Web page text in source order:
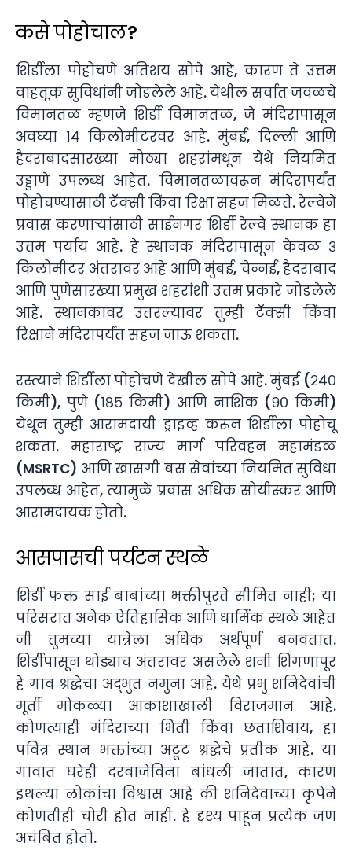
कसे पोहोचाल?
शिर्डीला पोहोचणे अतिशय सोपे आहे, कारण ते उत्तम
वाहतूक सुविधांनी जोडलेले आहे. येथील सर्वात जवळचे
विमानतळ म्हणजे शिर्डी विमानतळ, जे मंदिरापासून
अवघ्या १४ किलोमीटरवर आहे. मुंबई, दिल्ली आणि
हैदराबादसारख्या मोठ्या शहरांमधून येथे नियमित
उड्डाणे उपलब्ध आहेत. विमानतळावरून मंदिरापर्यंत
पोहोचण्यासाठी टॅक्सी किंवा रिक्षा सहज मिळते. रेल्वेने
प्रवास करणाऱ्यांसाठी साईनगर शिर्डी रेल्वे स्थानक हा
उत्तम पर्याय आहे. हे स्थानक मंदिरापासून केवळ ३
किलोमीटर अंतरावर आहे आणि मुंबई, चेन्नई, हैदराबाद
आणि पुणेसारख्या प्रमुख शहरांशी उत्तम प्रकारे जोडलेले
आहे. स्थानकावर उतरल्यावर तुम्ही टॅक्सी किंवा
रिक्षाने मंदिरापर्यंत सहज जाऊ शकता.
रस्त्याने शिर्डीला पोहोचणे देखील सोपे आहे. मुंबई (२४०
किमी), पुणे (१८५ किमी) आणि नाशिक (९० किमी)
येथून तुम्ही आरामदायी ड्राइव्ह करून शिर्डीला पोहोचू
शकता. महाराष्ट्र राज्य मार्ग परिवहन महामंडळ
(MSRTC) आणि खासगी बस सेवांच्या नियमित सुविधा
उपलब्ध आहेत, त्यामुळे प्रवास अधिक सोयीस्कर आणि
आरामदायक होतो.
आसपासची पर्यटन स्थळे
शिर्डी फक्त साई बाबांच्या भक्तीपुरते सीमित नाही; या
परिसरात अनेक ऐतिहासिक आणि धार्मिक स्थळे आहेत
जी तुमच्या यात्रेला अधिक अर्थपूर्ण बनवतात.
शिर्डीपासून थोड्याच अंतरावर असलेले शनी शिंगणापूर
हे गाव श्रद्धेचा अद्भुत नमुना आहे. येथे प्रभु शनिदेवांची
मूर्ती मोकळ्या आकाशाखाली विराजमान आहे.
कोणत्याही मंदिराच्या भिंती किंवा छताशिवाय, हा
पवित्र स्थान भक्तांच्या अटूट श्रद्धेचे प्रतीक आहे. या
गावात घरेही दरवाजेविना बांधली जातात, कारण
इथल्या लोकांचा विश्वास आहे की शनिदेवाच्या कृपेने
कोणतीही चोरी होत नाही. हे दृश्य पाहून प्रत्येक जण
अचंबित होतो.